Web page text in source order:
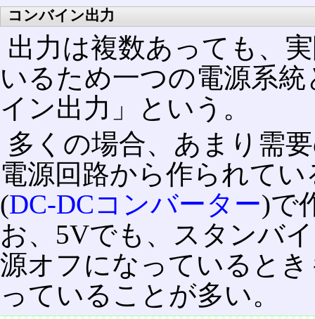
コンバイン出力
出力は複数あっても、
いるため一つの電源系
イン出力」という。
多くの場合、あまり需
電源回路から作られて
(DC-DCコンバーター)で
お、5Vでも、スタンバ
源オフになっていると
っていることが多い。